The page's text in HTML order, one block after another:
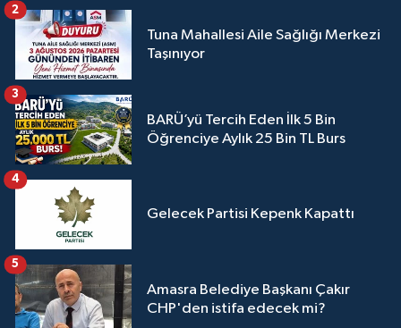
Tuna Mahallesi Aile Sağlığı Merkezi
Taşınıyor
2
BARÜ’yü Tercih Eden İlk 5 Bin
Öğrenciye Aylık 25 Bin TL Burs
3
Gelecek Partisi Kepenk Kapattı
4
Amasra Belediye Başkanı Çakır
CHP'den istifa edecek mi?
5